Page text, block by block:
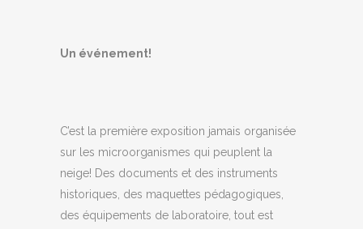
Un événement!
C’est la première exposition jamais organisée
sur les microorganismes qui peuplent la
neige! Des documents et des instruments
historiques, des maquettes pédagogiques,
des équipements de laboratoire, tout est